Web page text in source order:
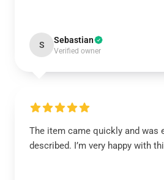
S Sebastian
Verified owner
The item came quickly and was
described. I’m very happy with